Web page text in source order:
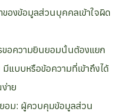
ของข้อมูลส่วนบุคคลเข้าใจผิด
ขอความยินยอมนั้นต้องแยก
แบบหรือข้อความที่เข้าถึงได้
าย
อม: ผู้ควบคุมข้อมูลส่วน